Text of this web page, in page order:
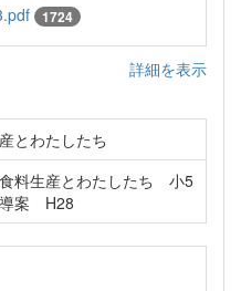
1724
詳細を表示
とわたしたち
料生産とわたしたち 小5
案 H28